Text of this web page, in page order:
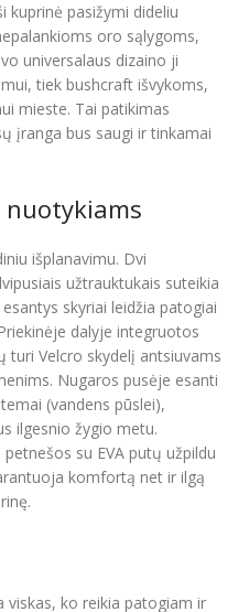
kuprinė pasižymi dideliu
oro sąlygoms,
universalaus dizaino ji
tiek bushcraft išvykoms,
mieste. Tai patikimas
įranga bus saugi ir tinkamai
išplanavimu. Dvi
užtrauktukais suteikia
skyriai leidžia patogiai
dalyje integruotos
turi Velcro skydelį antsiuvams
Nugaros pusėje esanti
(vandens pūslei),
ilgesnio žygio metu.
su EVA putų užpildu
komfortą net ir ilgą
viskas, ko reikia patogiam ir